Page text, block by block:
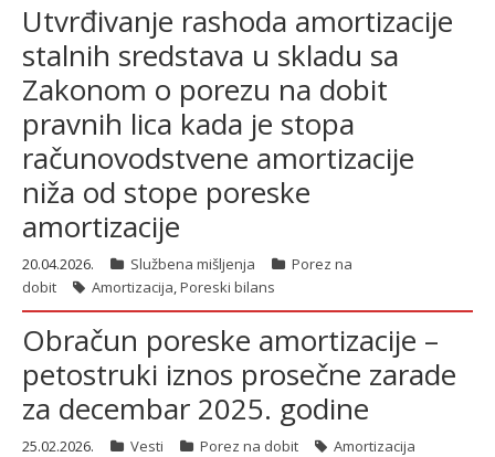
Претплата
Пријава
latinica
Utvrđivanje rashoda amortizacije
stalnih sredstava u skladu sa
Zakonom o porezu na dobit
pravnih lica kada je stopa
računovodstvene amortizacije
niža od stope poreske
amortizacije
20.04.2026. Službena mišljenja
Porez na
dobit
Amortizacija,Poreski bilans
Obračun poreske amortizacije –
petostruki iznos prosečne zarade
za decembar 2025. godine
25.02.2026. Vesti Porez na dobit Amortizacija